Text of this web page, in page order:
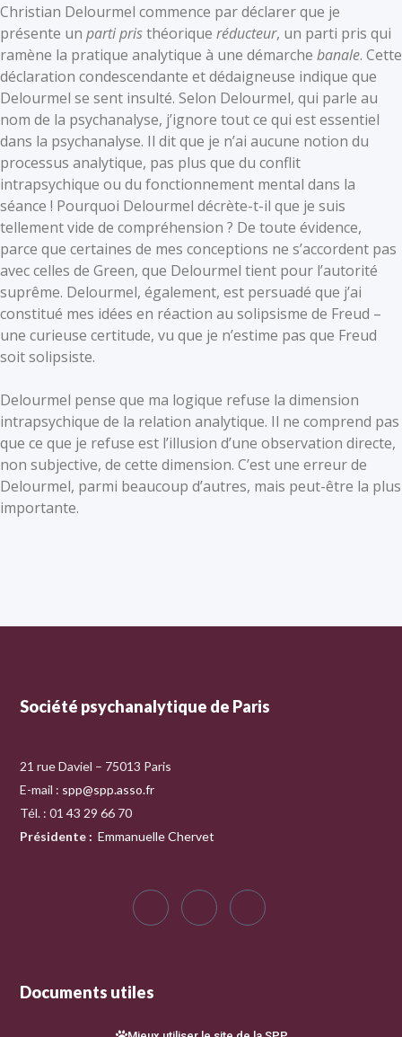
Christian Delourmel commence par déclarer que je
présente un parti pristhéorique réducteur, un parti pris qui
ramène la pratique analytique à une démarche banale. Cette
déclaration condescendante et dédaigneuse indique que
Delourmel se sent insulté. Selon Delourmel, qui parle au
nom de la psychanalyse, j’ignore tout ce qui est essentiel
dans la psychanalyse. Il dit que je n’ai aucune notion du
processus analytique, pas plus que du conflit
intrapsychique ou du fonctionnement mental dans la
séance ! Pourquoi Delourmel décrète-t-il que je suis
tellement vide de compréhension ? De toute évidence,
parce que certaines de mes conceptions ne s’accordent pas
avec celles de Green, que Delourmel tient pour l’autorité
suprême. Delourmel, également, est persuadé que j’ai
constitué mes idées en réaction au solipsisme de Freud –
une curieuse certitude, vu que je n’estime pas que Freud
soit solipsiste.
Delourmel pense que ma logique refuse la dimension
intrapsychique de la relation analytique. Il ne comprend pas
que ce que je refuse est l’illusion d’une observation directe,
non subjective, de cette dimension. C’est une erreur de
Delourmel, parmi beaucoup d’autres, mais peut-être la plus
importante.
Société psychanalytique de Paris
21 rue Daviel – 75013 Paris
E-mail : spp@spp.asso.fr
Tél. : 01 43 29 66 70
Présidente : Emmanuelle Chervet
Documents utiles